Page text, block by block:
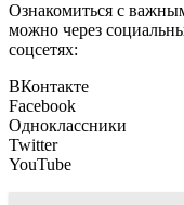
Ознакомиться с
можно через
соцсетях:
ВКонтакте
Facebook
Одноклассники
Twitter
YouTube